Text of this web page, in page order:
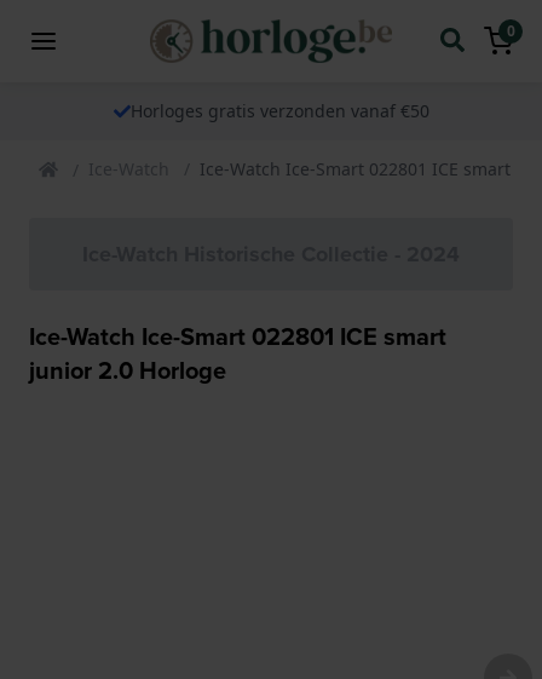
0
Horloges gratis verzonden vanaf €50
Ice-Watch Ice-Watch Ice-Smart 022801 ICE smart
Ice-Watch Ice-Smart 022801 ICE smart
junior 2.0 Horloge